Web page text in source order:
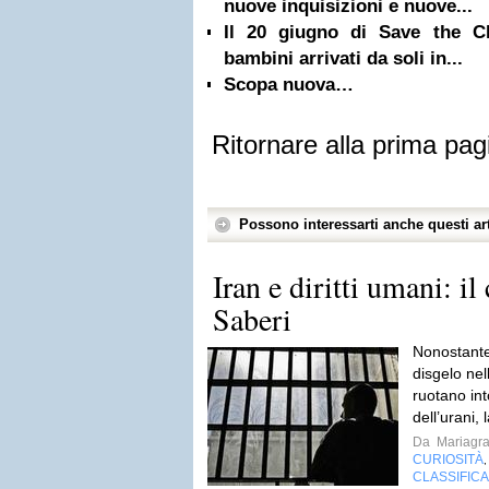
nuove inquisizioni e nuove...
Il 20 giugno di Save the
bambini arrivati da soli in...
Scopa nuova…
Ritornare alla prima
Possono interessarti anche questi
Iran e diritti umani: il
Saberi
disgelo
ruotano
dell’urani,
Da
CURIOSITÀ